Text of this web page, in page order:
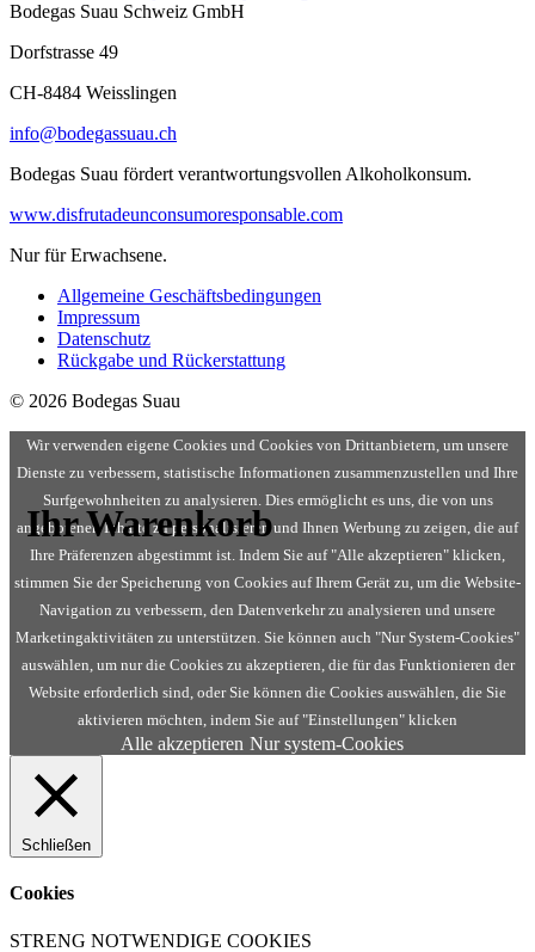
Ihr Warenkorb
Bodegas Suau Schweiz GmbH
Dorfstrasse 49
CH-8484 Weisslingen
info@bodegassuau.ch
Bodegas Suau fördert verantwortungsvollen Alkoholkonsum.
www.disfrutadeunconsumoresponsable.com
Nur für Erwachsene.
Allgemeine Geschäftsbedingungen
Impressum
Daten­schutz
Rückgabe und Rückerstattung
© 2026 Bodegas Suau
Wir verwenden eigene Cookies und Cookies von Drittanbietern, um unsere
Dienste zu verbessern, statistische Informationen zusammenzustellen und Ihre
Surfgewohnheiten zu analysieren. Dies ermöglicht es uns, die von uns
angebotenen Inhalte zu personalisieren und Ihnen Werbung zu zeigen, die auf
Ihre Präferenzen abgestimmt ist. Indem Sie auf "Alle akzeptieren" klicken,
stimmen Sie der Speicherung von Cookies auf Ihrem Gerät zu, um die Website-
Navigation zu verbessern, den Datenverkehr zu analysieren und unsere
Marketingaktivitäten zu unterstützen. Sie können auch "Nur System-Cookies"
auswählen, um nur die Cookies zu akzeptieren, die für das Funktionieren der
Website erforderlich sind, oder Sie können die Cookies auswählen, die Sie
aktivieren möchten, indem Sie auf "Einstellungen" klicken
Alle akzeptieren Nur system-Cookies
Schließen
Cookies
STRENG NOTWENDIGE COOKIES